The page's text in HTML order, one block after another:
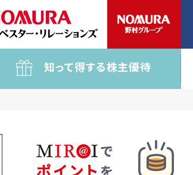
知って得する株主優待